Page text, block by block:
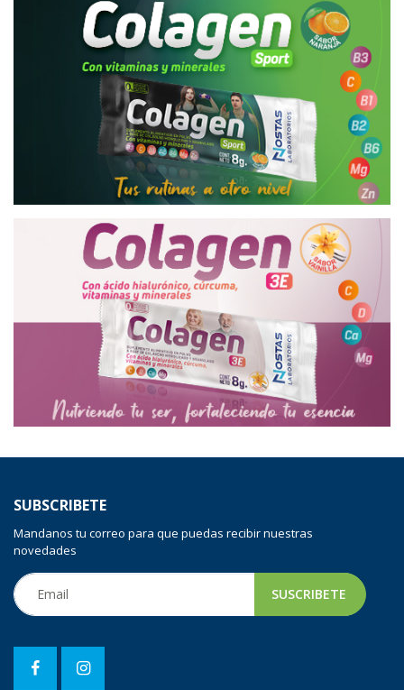
SUBSCRIBETE
Mandanos tu correo para que puedas recibir nuestras
novedades